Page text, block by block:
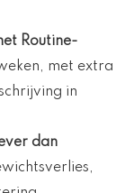
Routine-
met extra
in
dan